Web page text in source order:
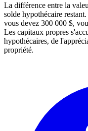
La différence entre la
solde hypothécaire
vous devez 300 000 $,
Les capitaux propres
hypothécaires, de
propriété.